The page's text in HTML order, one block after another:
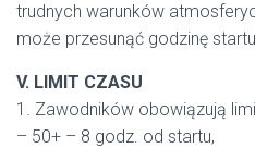
trudnych warunków
może przesunąć godzinę
V. LIMIT CZASU
1. Zawodników obowiązują
– 50+ – 8 godz. od startu,